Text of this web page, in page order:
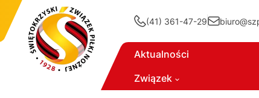
(41) 361-47-29
Związek
Aktualności